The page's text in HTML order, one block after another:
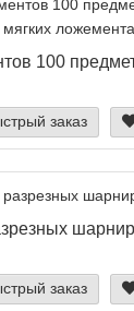
100
заказ
заказ